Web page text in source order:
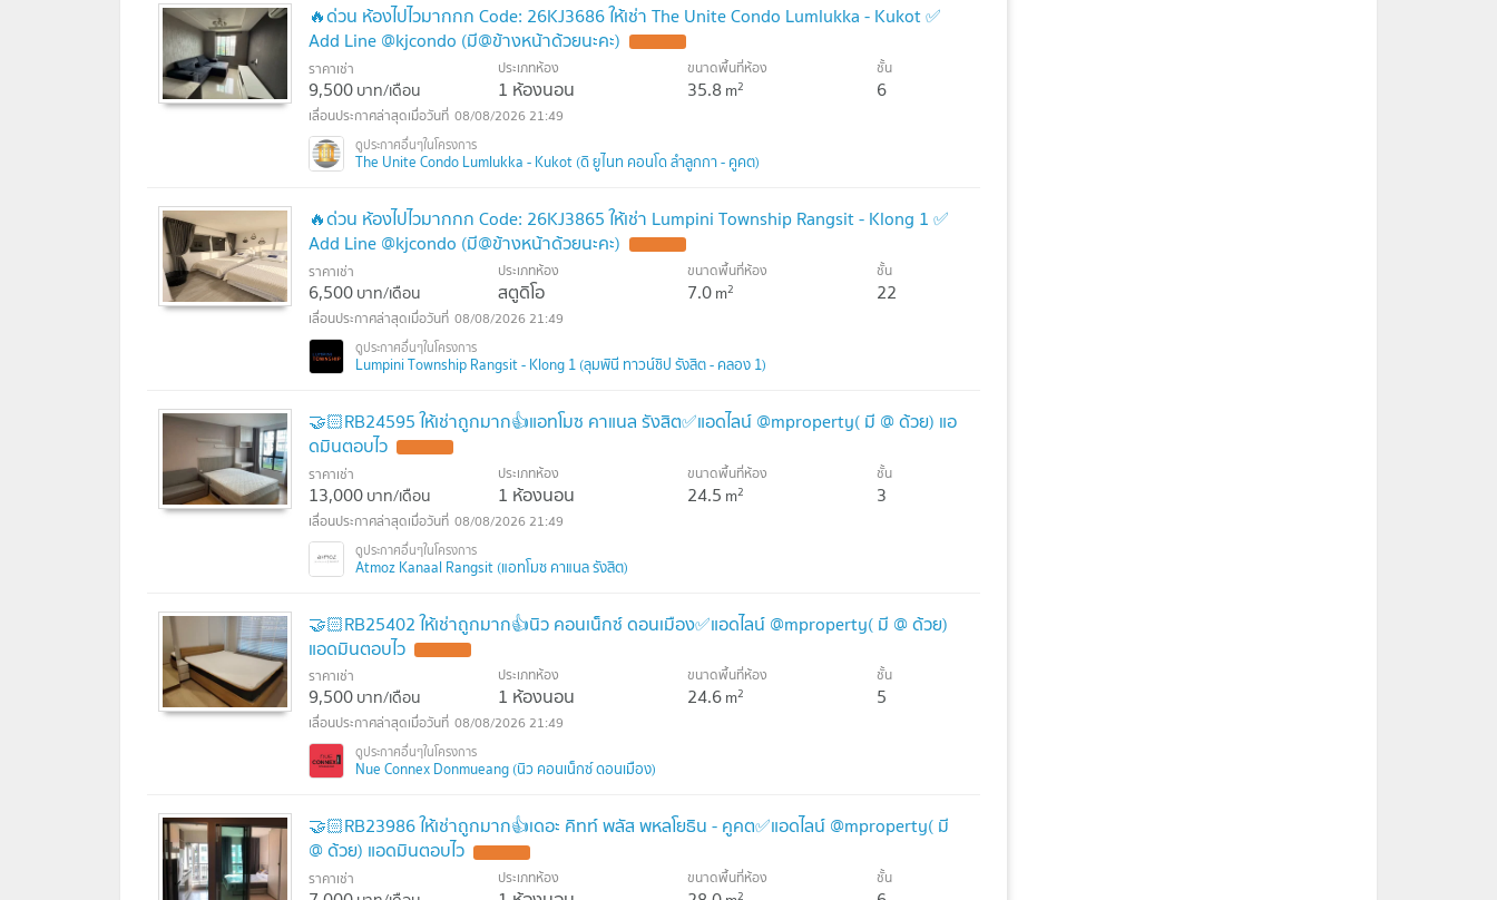
🔥ด่วน ห้องไปไวมากกก Code: 26KJ3686 ให้เช่า The Unite Condo Lumlukka - Kukot ✅
Add Line @kjcondo (มี@ข้างหน้าด้วยนะคะ)
ราคาเช่า
9,500บาท/เดือน
ประเภทห้อง
1 ห้องนอน
ขนาดพื้นที่ห้อง
35.8 m2
ชั้น
6
08/08/2026 21:49
The Unite Condo Lumlukka - Kukot (ดิ ยูไนท คอนโด ลำลูกกา - คูคต)
🔥ด่วน ห้องไปไวมากกก Code: 26KJ3865 ให้เช่า Lumpini Township Rangsit - Klong 1 ✅
Add Line @kjcondo (มี@ข้างหน้าด้วยนะคะ)
ราคาเช่า
6,500บาท/เดือน
ประเภทห้อง
สตูดิโอ
ขนาดพื้นที่ห้อง
7.0m2
ชั้น
22
08/08/2026 21:49
Lumpini Township Rangsit - Klong 1 (ลุมพินี ทาวน์ชิป รังสิต - คลอง 1)
🤝🏻RB24595 ให้เช่าถูกมาก👍แอทโมซ คาแนล รังสิต✅แอดไลน์ @mproperty( มี @ ด้วย) แอ
ดมินตอบไว
ราคาเช่า
13,000บาท/เดือน
ประเภทห้อง
1 ห้องนอน
ขนาดพื้นที่ห้อง
24.5 m2
ชั้น
3
08/08/2026 21:49
Atmoz Kanaal Rangsit (แอทโมซ คาแนล รังสิต)
🤝🏻RB25402 ให้เช่าถูกมาก👍นิว คอนเน็กซ์ ดอนเมือง✅แอดไลน์ @mproperty( มี @ ด้วย)
แอดมินตอบไว
ราคาเช่า
9,500บาท/เดือน
ประเภทห้อง
1 ห้องนอน
ขนาดพื้นที่ห้อง
24.6m2
ชั้น
5
08/08/2026 21:49
Nue Connex Donmueang (นิว คอนเน็กซ์ ดอนเมือง)
🤝🏻RB23986 ให้เช่าถูกมาก👍เดอะ คิทท์ พลัส พหลโยธิน - คูคต✅แอดไลน์ @mproperty( มี
@ ด้วย) แอดมินตอบไว
ราคาเช่า ประเภทห้อง ขนาดพื้นที่ห้อง ชั้น